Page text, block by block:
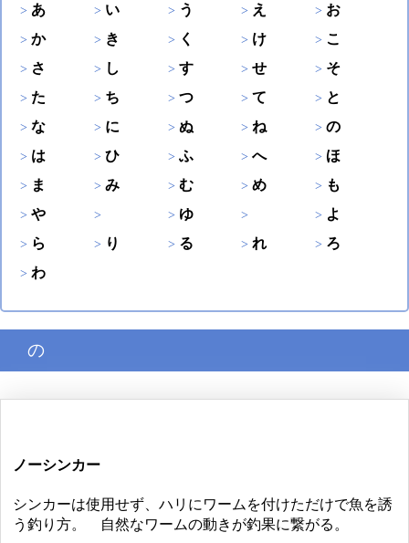
あ い う え
お
か
き く け
こ
さ
し す せ
そ
た
ち つ て
と
な
に ぬ ね
の
は
ひ ふ へ
ほ
ま
み む め
も
や
ゆ
よ
ら
り る れ
ろ
わ
の
ノーシンカー
シンカーは使用せず、ハリにワームを付けただけで魚を誘
う釣り方。 自然なワームの動きが釣果に繋がる。